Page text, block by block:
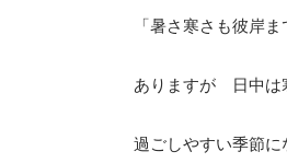
「暑さ寒さも彼岸
ありますが 日中は
過ごしやすい季節に